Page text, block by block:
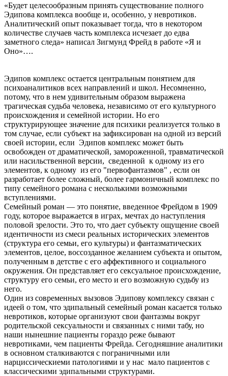
«Будет целесообразным принять существование полного
Эдипова комплекса вообще и, особенно, у невротиков.
Аналитический опыт показывает тогда, что в некотором
количестве случаев часть комплекса исчезает до едва
заметного следа» написал Зигмунд Фрейд в работе «Я и
Оно»….
Эдипов комплекс остается центральным понятием для
психоаналитиков всех направлений и школ. Несомненно,
потому, что в нем удивительным образом выражена
трагическая судьба человека, независимо от его культурного
происхождения и семейной истории. Но его
структурирующее значение для психики реализуется только в
том случае, если субъект на зафиксирован на одной из версий
своей истории, если Эдипов комплекс может быть
освобожден от драматической, замороженной, травматической
или насильственной версии, сведенной к одному из его
элементов, к одному из его "первофантазмов" , если он
разработает более сложный, более гармоничный комплекс по
типу семейного романа с несколькими возможными
вступлениями.
Семейный роман — это понятие, введенное Фрейдом в 1909
году, которое выражается в играх, мечтах до наступления
половой зрелости. Это то, что дает субъекту ощущение своей
идентичности из смеси реальных исторических элементов
(структура его семьи, его культуры) и фантазматических
элементов, целое, воссозданное желанием субъекта и опытом,
полученным в детстве с его аффективного и социального
окружения. Он представляет его сексуальное происхождение,
структуру его семьи, его место и его возможную судьбу из
него.
Один из современных вызовов Эдипову комплексу связан с
идеей о том, что эдипальный семейный роман касается только
невротиков, которые организуют свои фантазмы вокруг
родительской сексуальности и связанных с ними табу, но
наши нынешние пациенты гораздо реже бывают
невротиками, чем пациенты Фрейда. Сегодняшние аналитики
в основном сталкиваются с пограничными или
нарциссическиеми патологиями и у нас мало пациентов с
классическими эдипальными структурами.